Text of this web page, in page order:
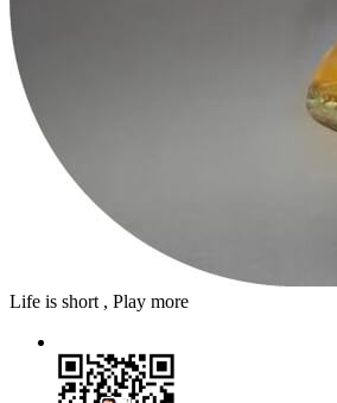
Life is short , Play more